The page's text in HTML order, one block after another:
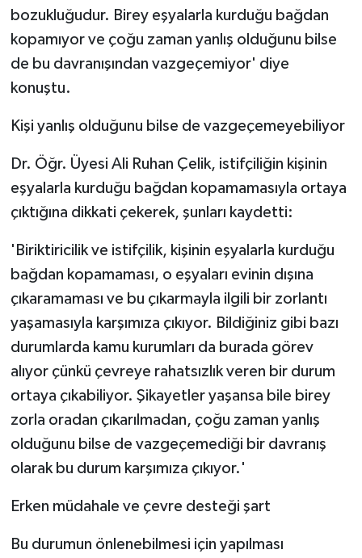
bozukluğudur. Birey eşyalarla kurduğu bağdan
kopamıyor ve çoğu zaman yanlış olduğunu bilse
de bu davranışından vazgeçemiyor' diye
konuştu.
Kişi yanlış olduğunu bilse de vazgeçemeyebiliyor
Dr. Öğr. Üyesi Ali Ruhan Çelik, istifçiliğin kişinin
eşyalarla kurduğu bağdan kopamamasıyla ortaya
çıktığına dikkati çekerek, şunları kaydetti:
'Biriktiricilik ve istifçilik, kişinin eşyalarla kurduğu
bağdan kopamaması, o eşyaları evinin dışına
çıkaramaması ve bu çıkarmayla ilgili bir zorlantı
yaşamasıyla karşımıza çıkıyor. Bildiğiniz gibi bazı
durumlarda kamu kurumları da burada görev
alıyor çünkü çevreye rahatsızlık veren bir durum
ortaya çıkabiliyor. Şikayetler yaşansa bile birey
zorla oradan çıkarılmadan, çoğu zaman yanlış
olduğunu bilse de vazgeçemediği bir davranış
olarak bu durum karşımıza çıkıyor.'
Erken müdahale ve çevre desteği şart
Bu durumun önlenebilmesi için yapılması